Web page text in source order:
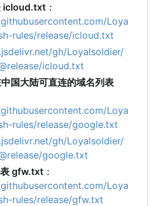
icloud.txt ：
Loya
rules/release/icloud.txt
gh/Loyalsoldier/
icloud.txt
国大陆可直连的域名列表
Loya
rules/release/google.txt
gh/Loyalsoldier/
google.txt
gfw.txt ：
Loya
rules/release/gfw.txt